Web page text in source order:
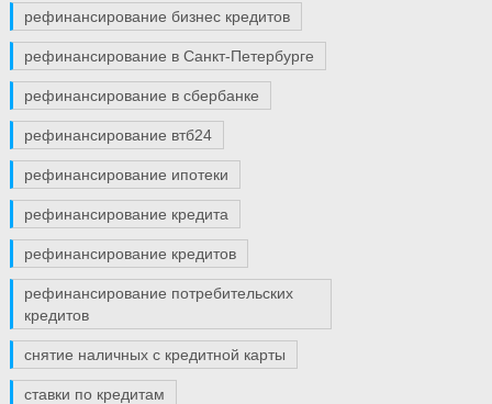
рефинансирование бизнес кредитов
рефинансирование в Санкт-Петербурге
рефинансирование в сбербанке
рефинансирование втб24
рефинансирование ипотеки
рефинансирование кредита
рефинансирование кредитов
рефинансирование потребительских
кредитов
снятие наличных с кредитной карты
ставки по кредитам